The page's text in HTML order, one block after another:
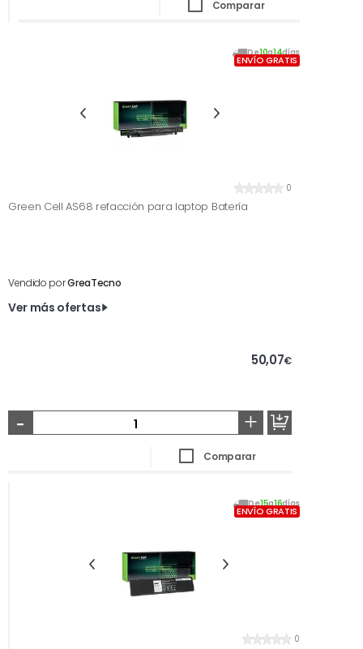
Comparar
De10a14días
ENVÍO GRATIS
0
Green Cell AS68 refacción para laptop Batería
Vendido porGreaTecno
Ver más ofertas
50,07€
- +
Comparar
De15a16días
ENVÍO GRATIS
0